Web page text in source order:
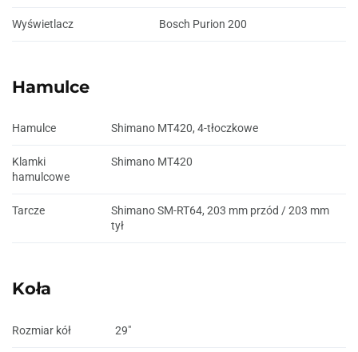
Wyświetlacz Bosch Purion 200
Hamulce
Hamulce Shimano MT420, 4-tłoczkowe
Klamki
hamulcowe
Shimano MT420
Tarcze
Shimano SM-RT64, 203 mm przód / 203 mm
tył
Koła
Rozmiar kół 29"